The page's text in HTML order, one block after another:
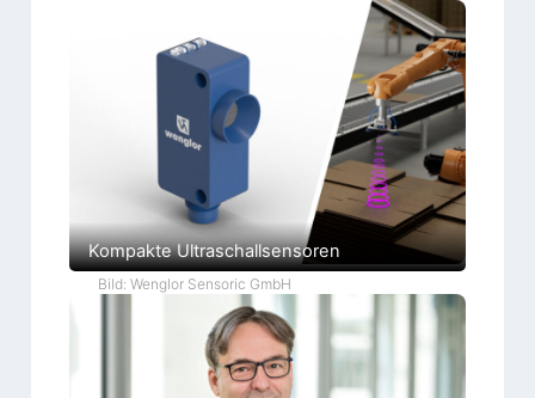
Kompakte Ultraschallsensoren
Bild: Wenglor Sensoric GmbH